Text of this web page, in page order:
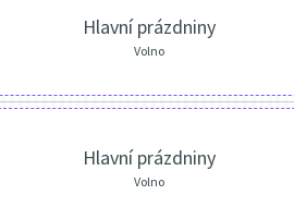
Hlavní prázdniny
Volno
Hlavní prázdniny
Volno